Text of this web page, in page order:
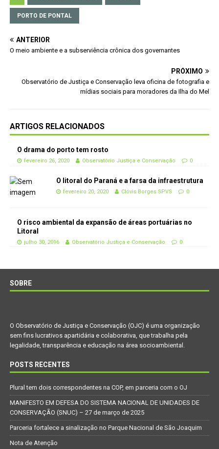
PORTO DE PONTAL
ANTERIOR
O meio ambiente e a subserviência crônica dos governantes
PRÓXIMO
Observatório de Justiça e Conservação leva oficina de fotografia e
mídias sociais para moradores da Ilha do Mel
ARTIGOS RELACIONADOS
O drama do porto tem rosto
fevereiro 26, 2020 Observatório Justiça e Conservação 0
O litoral do Paraná e a farsa da infraestrutura
fevereiro 20, 2020 Clóvis Borges SPVS 0
O risco ambiental da expansão de áreas portuárias no
Litoral
julho 30, 2016 Observatório Justiça e Conservação 0
SOBRE
O Observatório de Justiça e Conservação (OJC) é uma organização
sem fins lucrativos apartidária e colaborativa, que trabalha pela
legalidade, transparência e educação na área socioambiental.
POSTS RECENTES
Plural tem dois correspondentes na COP, em parceria com o OJ
MANIFESTO EM DEFESA DO SISTEMA NACIONAL DE UNIDADES DE
CONSERVAÇÃO (SNUC) – 27 de março de 2025
Parceria fortalece a sinalização no Parque Nacional de São Joaquim
Nota de Atenção